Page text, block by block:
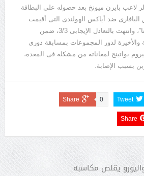
بايرن ميونخ بعد حصوله على البطاقة
البافارى ضد أياكس الهولندى التى أقيمت
بملعب “يوهان كرويف أرينا”، وانتهت بالتعادل الإيجابى 3/3، ضمن
لدور المجموعات بمسابقة دورى
بواتينج لمعاناته من مشكلة فى المعدة،
بسبب الإصابة.
Tweet
Share 0
Share
واليورو يقلص مكاسبه